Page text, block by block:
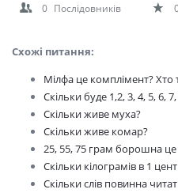
0 Послідовників
Схожі питання:
Мілфа це комплімент? Хто
Скільки буде 1,2, 3, 4, 5, 6,
Скільки живе муха?
Скільки живе комар?
25, 55, 75 грам борошна це
Скільки кілограмів в 1
Скільки слів повинна